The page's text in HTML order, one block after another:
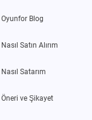
Oyunfor Blog
Nasıl Satın Alırım
Nasıl Satarım
Öneri ve Şikayet